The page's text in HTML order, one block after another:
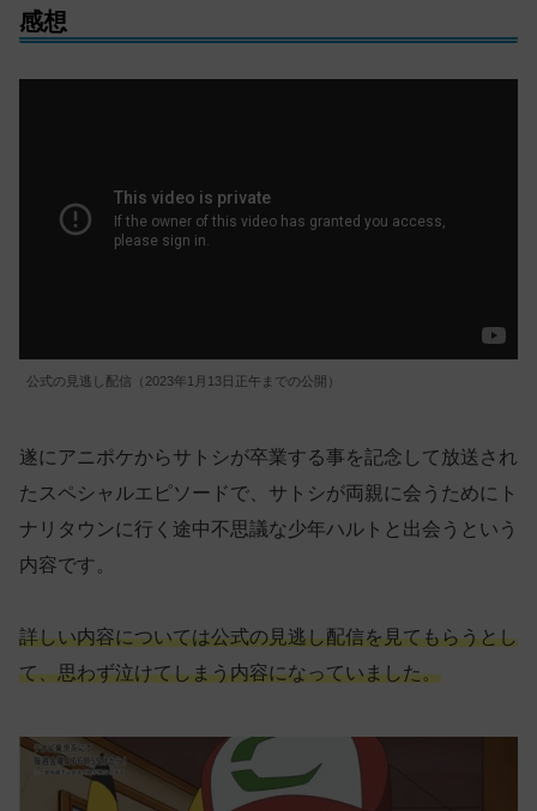
感想
公式の見逃し配信（2023年1月13日正午までの公開）
遂にアニポケからサトシが卒業する事を記念して放送され
たスペシャルエピソードで、サトシが両親に会うためにト
ナリタウンに行く途中不思議な少年ハルトと出会うという
内容です。
詳しい内容については公式の見逃し配信を見てもらうとし
て、思わず泣けてしまう内容になっていました。